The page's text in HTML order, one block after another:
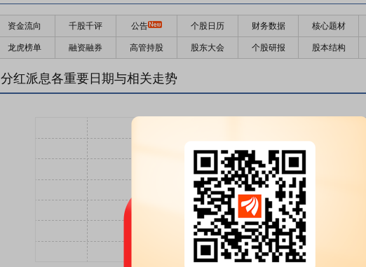
资金流向 千股千评 公告 个股日历 财务数据 核心题材
龙虎榜单 融资融券 高管持股 股东大会 个股研报 股本结构
分红派息各重要日期与相关走势